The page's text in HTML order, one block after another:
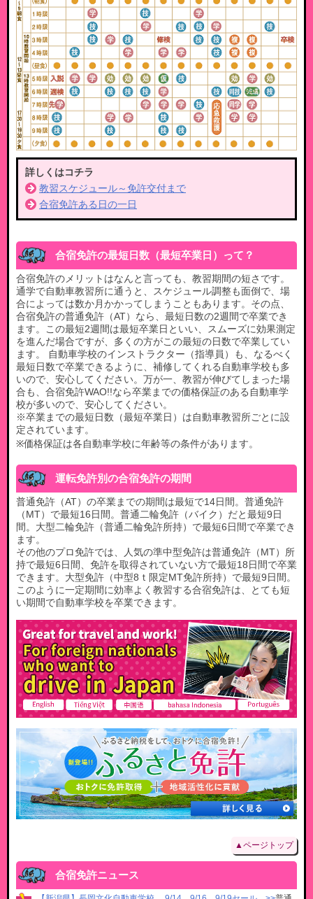
詳しくはコチラ
教習スケジュール～免許交付まで
合宿免許ある⽇の⼀⽇
合宿免許の最短日数（最短卒業日）って？​
合宿免許のメリットはなんと言っても、教習期間の短さです。
通学で自動車教習所に通うと、スケジュール調整も面倒で、場
合によっては数か月かかってしまうこともあります。その点、
合宿免許の普通免許（AT）なら、最短日数の2週間で卒業でき
ます。この最短2週間は最短卒業日といい、スムーズに効果測定
を進んだ場合ですが、多くの方がこの最短の日数で卒業してい
ます。​ 自動車学校のインストラクター（指導員）も、なるべく
最短日数で卒業できるように、補修してくれる自動車学校も多
いので、安心してください。万が一、教習が伸びてしまった場
合も、合宿免許WAO!!なら卒業までの価格保証のある自動車学
校が多いので、安心してください。​
※卒業までの最短日数（最短卒業日）は自動車教習所ごとに設
定されています。​
※価格保証は各自動車学校に年齢等の条件があります。
運転免許別の合宿免許の期間
普通免許（AT）の卒業までの期間は最短で14日間。普通免許
（MT）で最短16日間。普通二輪免許（バイク）だと最短9日
間。大型二輪免許（普通二輪免許所持）で最短6日間で卒業でき
ます。
その他のプロ免許では、人気の準中型免許は普通免許（MT）所
持で最短6日間、免許を取得されていない方で最短18日間で卒業
できます。大型免許（中型8ｔ限定MT免許所持）で最短9日間。
このように一定期間に効率よく教習する合宿免許は、とても短
い期間で自動車学校を卒業できます。
▲ページトップ
合宿免許ニュース